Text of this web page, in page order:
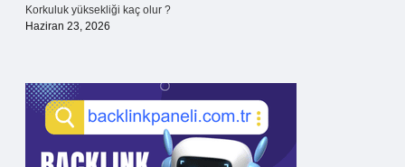
Korkuluk yüksekliği kaç olur ?
Haziran 23, 2026